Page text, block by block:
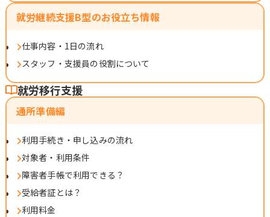
就労継続支援B型のお役立ち情報
仕事内容・1日の流れ
スタッフ・支援員の役割について
就労移行支援
通所準備編
利用手続き・申し込みの流れ
対象者・利用条件
障害者手帳で利用できる？
受給者証とは？
利用料金